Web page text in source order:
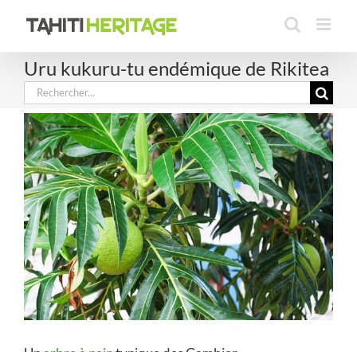
Uru kukuru-tu endémique de Rikitea
Rechercher: